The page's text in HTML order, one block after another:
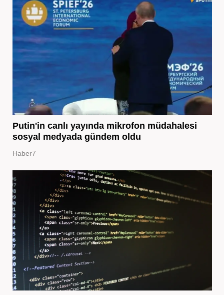
Putin'in canlı yayında mikrofon müdahalesi
sosyal medyada gündem oldu
Haber7